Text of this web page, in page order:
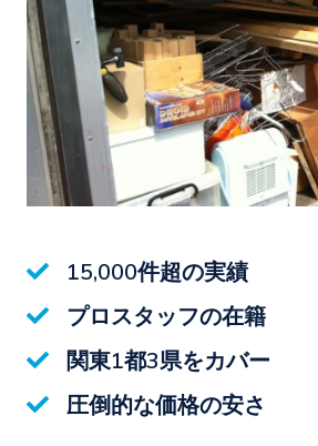
15,000件超の実績
プロスタッフの在籍
関東1都3県をカバー
圧倒的な価格の安さ